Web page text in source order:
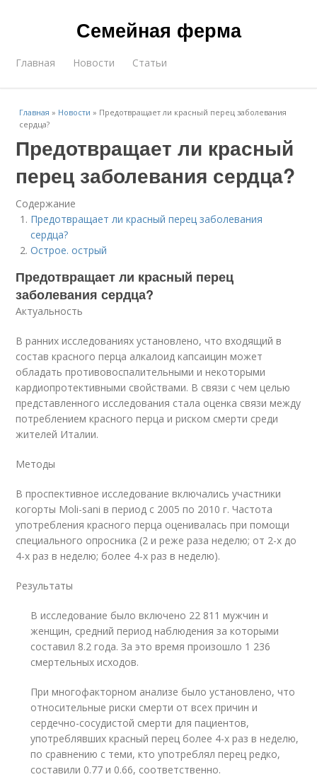
Семейная ферма
Главная Новости Статьи
Главная » Новости » Предотвращает ли красный перец заболевания
сердца?
Предотвращает ли красный
перец заболевания сердца?
Содержание
Предотвращает ли красный перец заболевания
сердца?
Острое. острый
Предотвращает ли красный перец
заболевания сердца?
Актуальность
В ранних исследованиях установлено, что входящий в
состав красного перца алкалоид капсаицин может
обладать противовоспалительными и некоторыми
кардиопротективными свойствами. В связи с чем целью
представленного исследования стала оценка связи между
потреблением красного перца и риском смерти среди
жителей Италии.
Методы
В проспективное исследование включались участники
когорты Moli-sani в период с 2005 по 2010 г. Частота
употребления красного перца оценивалась при помощи
специального опросника (2 и реже раза неделю; от 2-х до
4-х раз в неделю; более 4-х раз в неделю).
Результаты
В исследование было включено 22 811 мужчин и
женщин, средний период наблюдения за которыми
составил 8.2 года. За это время произошло 1 236
смертельных исходов.
При многофакторном анализе было установлено, что
относительные риски смерти от всех причин и
сердечно-сосудистой смерти для пациентов,
употреблявших красный перец более 4-х раз в неделю,
по сравнению с теми, кто употреблял перец редко,
составили 0.77 и 0.66, соответственно.